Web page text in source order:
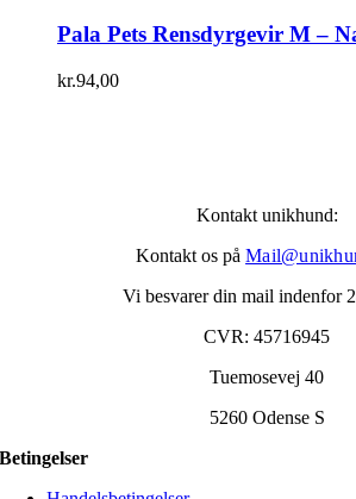
Pala Pets Rensdyrgevir M –
kr.94,00
Kontakt unikhund:
Kontakt os på
Vi besvarer din mail indenfor
CVR: 45716945
Tuemosevej 40
5260 Odense S
Betingelser